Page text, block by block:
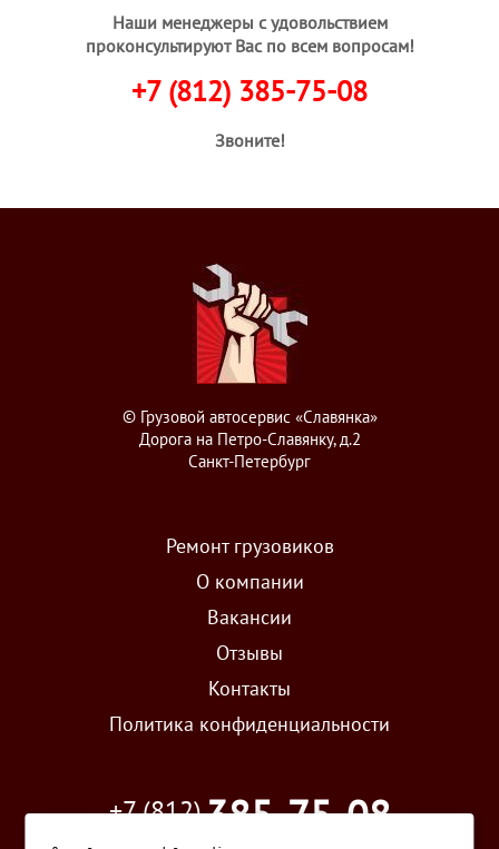
Наши менеджеры с удовольствием
проконсультируют Вас по всем вопросам!
+7 (812) 385-75-08
Звоните!
© Грузовой автосервис «Славянка»
Дорога на Петро-Славянку, д.2
Санкт-Петербург
Ремонт грузовиков
О компании
Вакансии
Отзывы
Контакты
Политика конфиденциальности
+7 (812)385-75-08